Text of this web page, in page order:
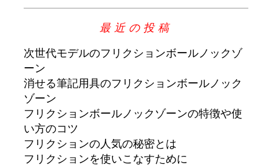
最近の投稿
次世代モデルのフリクションボールノックゾ
ーン
消せる筆記用具のフリクションボールノック
ゾーン
フリクションボールノックゾーンの特徴や使
い方のコツ
フリクションの人気の秘密とは
フリクションを使いこなすために